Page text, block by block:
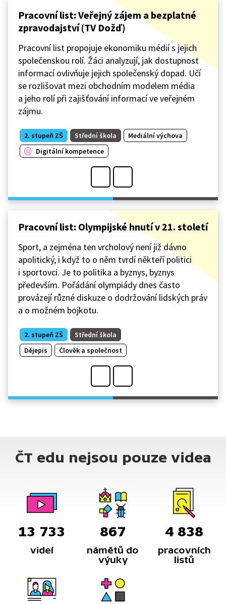
Pracovní list: Veřejný zájem a bezplatné
zpravodajství (TV Dožď)
Pracovní list propojuje ekonomiku médií s jejich
společenskou rolí. Žáci analyzují, jak dostupnost
informací ovlivňuje jejich společenský dopad. Učí
se rozlišovat mezi obchodním modelem média
a jeho rolí při zajišťování informací ve veřejném
zájmu.
2. stupeň ZŠ Střední škola
Mediální výchova
Digitální kompetence
Pracovní list: Olympijské hnutí v 21. století
Sport, a zejména ten vrcholový není již dávno
apolitický, i když to o něm tvrdí někteří politici
i sportovci. Je to politika a byznys, byznys
především. Pořádání olympiády dnes často
provázejí různé diskuze o dodržování lidských práv
a o možném bojkotu.
2. stupeň ZŠ
Střední škola
Dějepis
Člověk a společnost
ČT edu nejsou pouze videa
13 733
videí
867
námětů do
výuky
4 838
pracovních
listů